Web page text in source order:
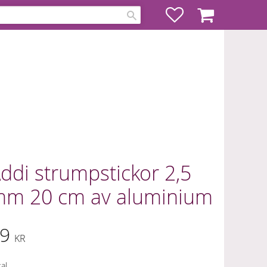
FavoriterKundvagn
strumpstickor 2,5
20 cm av aluminium
KR